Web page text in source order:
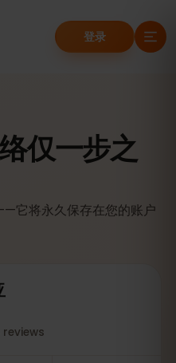
登录
仅一步之
它将永久保存在您的账户
reviews